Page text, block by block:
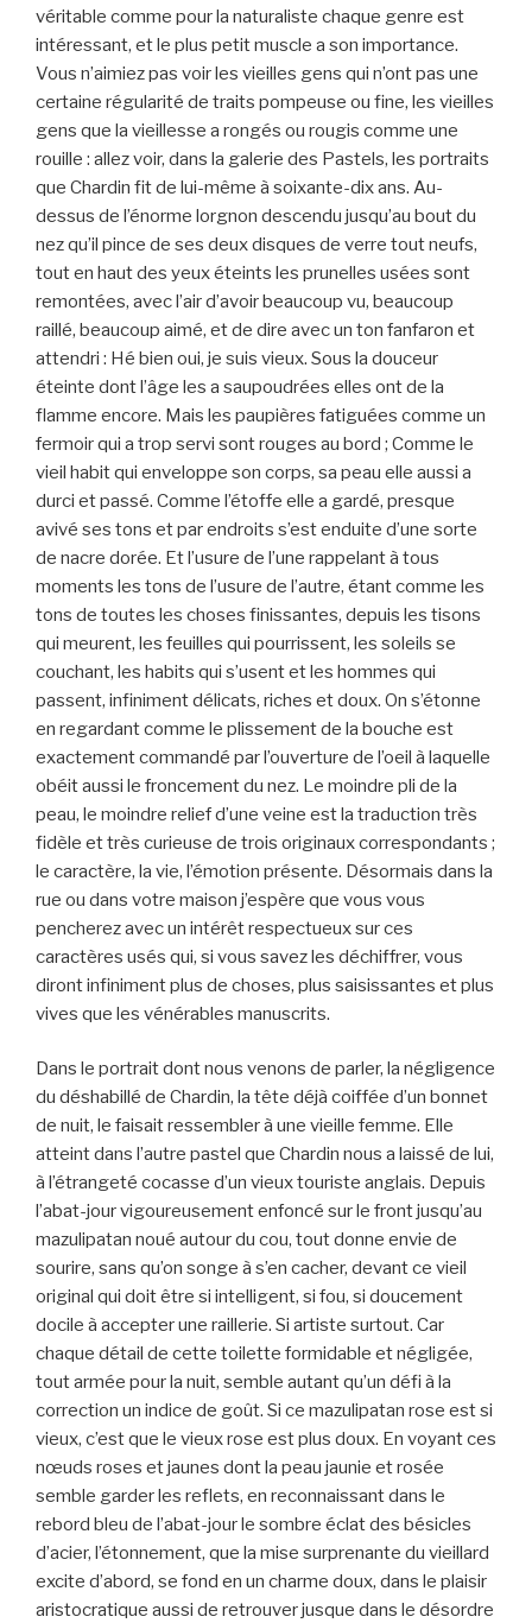
véritable comme pour la naturaliste chaque genre est
intéressant, et le plus petit muscle a son importance.
Vous n’aimiez pas voir les vieilles gens qui n’ont pas une
certaine régularité de traits pompeuse ou fine, les vieilles
gens que la vieillesse a rongés ou rougis comme une
rouille : allez voir, dans la galerie des Pastels, les portraits
que Chardin fit de lui-même à soixante-dix ans. Au-
dessus de l’énorme lorgnon descendu jusqu’au bout du
nez qu’il pince de ses deux disques de verre tout neufs,
tout en haut des yeux éteints les prunelles usées sont
remontées, avec l’air d’avoir beaucoup vu, beaucoup
raillé, beaucoup aimé, et de dire avec un ton fanfaron et
attendri : Hé bien oui, je suis vieux. Sous la douceur
éteinte dont l’âge les a saupoudrées elles ont de la
flamme encore. Mais les paupières fatiguées comme un
fermoir qui a trop servi sont rouges au bord ; Comme le
vieil habit qui enveloppe son corps, sa peau elle aussi a
durci et passé. Comme l’étoffe elle a gardé, presque
avivé ses tons et par endroits s’est enduite d’une sorte
de nacre dorée. Et l’usure de l’une rappelant à tous
moments les tons de l’usure de l’autre, étant comme les
tons de toutes les choses finissantes, depuis les tisons
qui meurent, les feuilles qui pourrissent, les soleils se
couchant, les habits qui s’usent et les hommes qui
passent, infiniment délicats, riches et doux. On s’étonne
en regardant comme le plissement de la bouche est
exactement commandé par l’ouverture de l’oeil à laquelle
obéit aussi le froncement du nez. Le moindre pli de la
peau, le moindre relief d’une veine est la traduction très
fidèle et très curieuse de trois originaux correspondants ;
le caractère, la vie, l’émotion présente. Désormais dans la
rue ou dans votre maison j’espère que vous vous
pencherez avec un intérêt respectueux sur ces
caractères usés qui, si vous savez les déchiffrer, vous
diront infiniment plus de choses, plus saisissantes et plus
vives que les vénérables manuscrits.
Dans le portrait dont nous venons de parler, la négligence
du déshabillé de Chardin, la tête déjà coiffée d’un bonnet
de nuit, le faisait ressembler à une vieille femme. Elle
atteint dans l’autre pastel que Chardin nous a laissé de lui,
à l’étrangeté cocasse d’un vieux touriste anglais. Depuis
l’abat-jour vigoureusement enfoncé sur le front jusqu’au
mazulipatan noué autour du cou, tout donne envie de
sourire, sans qu’on songe à s’en cacher, devant ce vieil
original qui doit être si intelligent, si fou, si doucement
docile à accepter une raillerie. Si artiste surtout. Car
chaque détail de cette toilette formidable et négligée,
tout armée pour la nuit, semble autant qu’un défi à la
correction un indice de goût. Si ce mazulipatan rose est si
vieux, c’est que le vieux rose est plus doux. En voyant ces
nœuds roses et jaunes dont la peau jaunie et rosée
semble garder les reflets, en reconnaissant dans le
rebord bleu de l’abat-jour le sombre éclat des bésicles
d’acier, l’étonnement, que la mise surprenante du vieillard
excite d’abord, se fond en un charme doux, dans le plaisir
aristocratique aussi de retrouver jusque dans le désordre